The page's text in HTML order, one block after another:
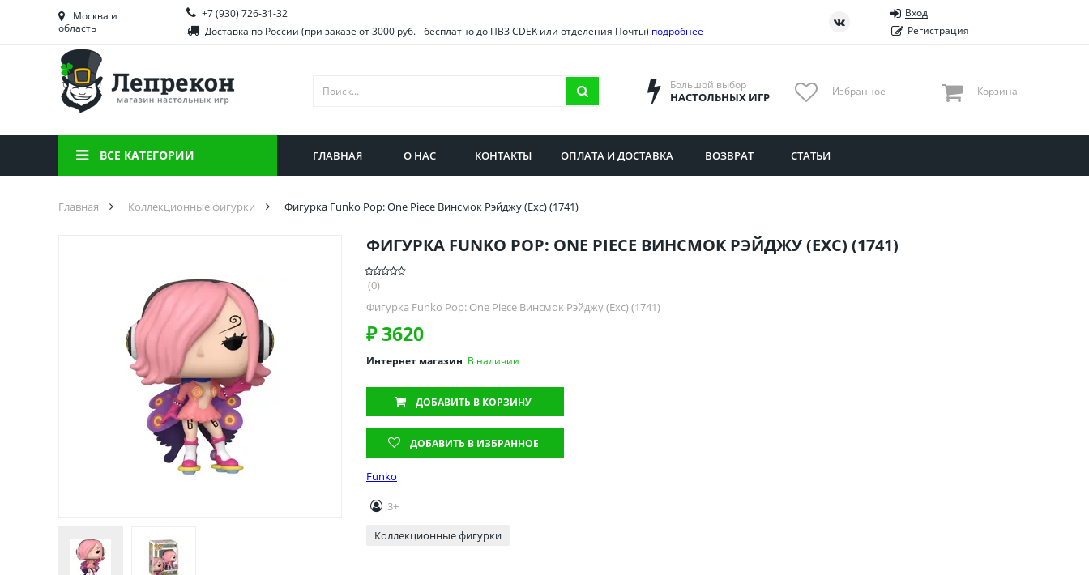
Башкортостан
Брянская область
Вологодская область
Воронежская область
Иркутская область
Саратовская область
Тюменская область
Ульяновская область
Москва и
область
+7 (930) 726-31-32
Доставка по России (при заказе от 3000 руб. - бесплатно до ПВЗ CDEK или отделения Почты) подробнее
Вход
Регистрация
Большой выбор
НАСТОЛЬНЫХ ИГР Избранное Корзина
ВСЕ КАТЕГОРИИ ГЛАВНАЯ О НАС КОНТАКТЫ ОПЛАТА И ДОСТАВКА ВОЗВРАТ СТАТЬИ
Главная Коллекционные фигурки Фигурка Funko Pop: One Piece Винсмок Рэйджу (Exc) (1741)
ФИГУРКА FUNKO POP: ONE PIECE ВИНСМОК РЭЙДЖУ (EXC) (1741)
(0)
Фигурка Funko Pop: One Piece Винсмок Рэйджу (Exc) (1741)
₽3620
Интернет магазин В наличии
ДОБАВИТЬ В КОРЗИНУ
ДОБАВИТЬ В ИЗБРАННОЕ
Funko
3+
Коллекционные фигурки